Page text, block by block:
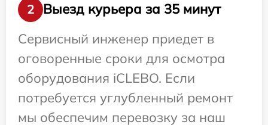
2
Выезд курьера за 35 минут
Сервисный инженер приедет в
оговоренные сроки для осмотра
оборудования iCLEBO. Если
потребуется углубленный ремонт
мы обеспечим перевозку за наш